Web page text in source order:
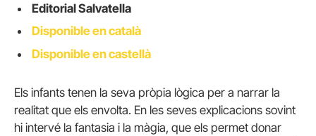
Editorial Salvatella
Disponible en català
Disponible en castellà
Els infants tenen la seva pròpia lògica per a narrar la
realitat que els envolta. En les seves explicacions sovint
hi intervé la fantasia i la màgia, que els permet donar